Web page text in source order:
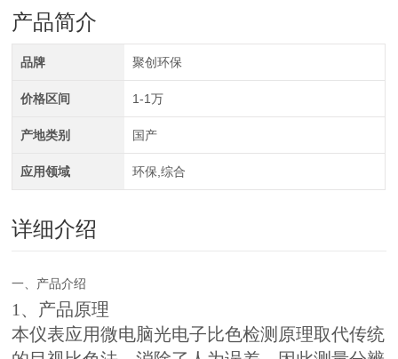
产品简介
品牌 聚创环保
价格区间 1-1万
产地类别 国产
应用领域 环保,综合
详细介绍
一、产品介绍
1、产品原理
本仪表应用微电脑光电子比色检测原理取代传统